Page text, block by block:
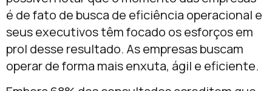
é de fato de busca de eficiência operacional e
seus executivos têm focado os esforços em
prol desse resultado. As empresas buscam
operar de forma mais enxuta, ágil e eficiente.